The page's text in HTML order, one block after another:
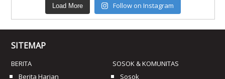
Load More Follow on Instagram
SITEMAP
BERITA
Berita Harian
SOSOK & KOMUNITAS
Sosok